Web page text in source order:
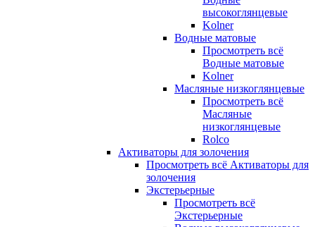
высокоглянцевые
Kolner
Водные матовые
Просмотреть всё
Водные матовые
Kolner
Масляные низкоглянцевые
Просмотреть всё
Масляные
низкоглянцевые
Rolco
Активаторы для золочения
Просмотреть всё Активаторы для
золочения
Экстерьерные
Просмотреть всё
Экстерьерные